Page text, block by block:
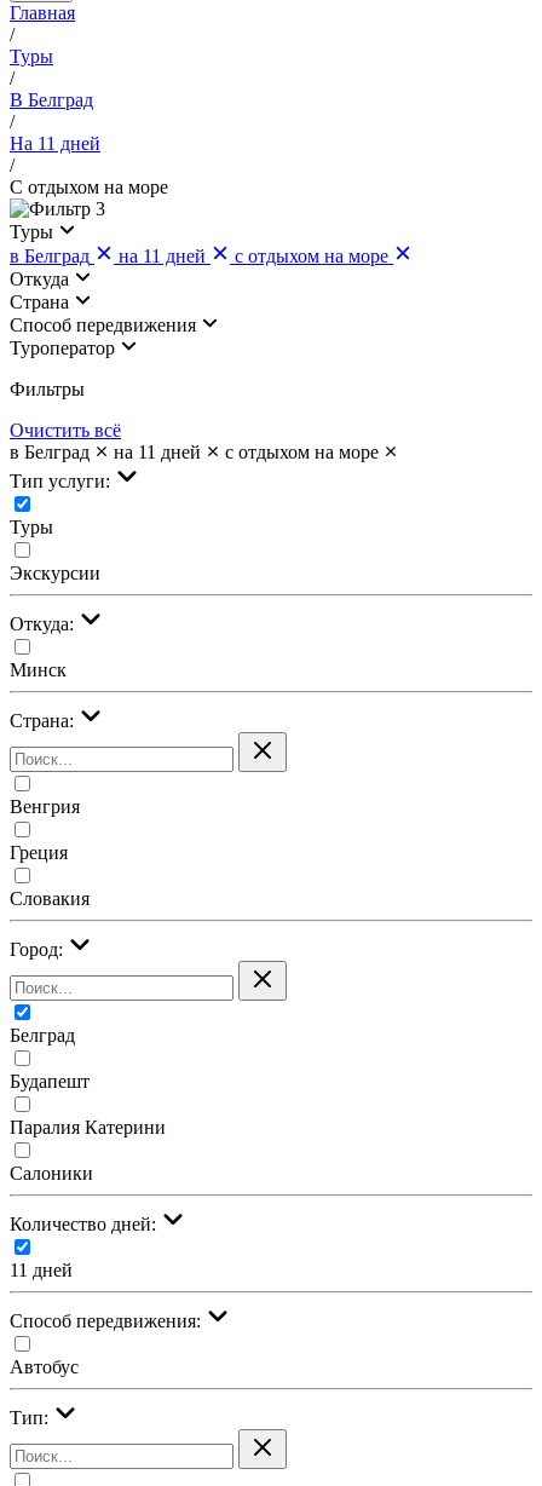
Главная
/
Туры
/
В Белград
/
На 11 дней
/
С отдыхом на море
3
Туры
в Белград
на 11 дней
с отдыхом на море
Откуда
Страна
Cпособ передвижения
Туроператор
Фильтры
Очистить всё
в Белград
на 11 дней
с отдыхом на море
Тип услуги:
Туры
Экскурсии
Откуда:
Минск
Страна:
Венгрия
Греция
Словакия
Город:
Белград
Будапешт
Паралия Катерини
Салоники
Количество дней:
11 дней
Cпособ передвижения:
Автобус
Тип: